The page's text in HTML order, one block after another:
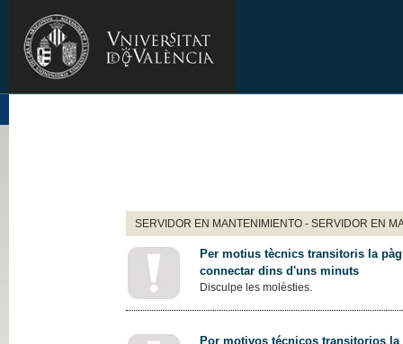
SERVIDOR EN MANTENIMIENTO - SERVIDOR EN
Per motius tècnics transitoris la
connectar dins d'uns minuts
Disculpe les molèsties.
Por motivos técnicos transitorios